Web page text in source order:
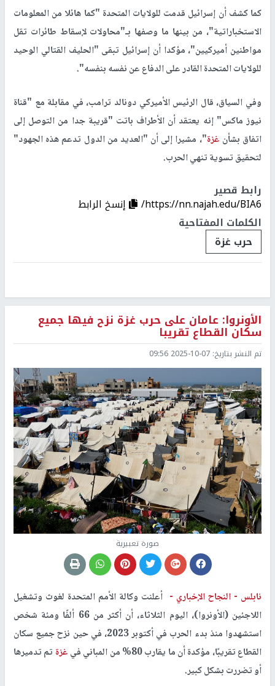
كما كشف أن إسرائيل قدمت للولايات المتحدة "كما هائلا من المعلومات
الاستخباراتية"، من بينها ما وصفها بـ"محاولات لإسقاط طائرات تقل
مواطنين أميركيين"، مؤكدا أن إسرائيل تبقى "الحليف القتالي الوحيد
للولايات المتحدة القادر على الدفاع عن نفسه بنفسه".
وفي السياق، قال الرئيس الأميركي دونالد ترامب، في مقابلة مع "قناة
نيوز ماكس" إنه يعتقد أن الأطراف باتت "قريبة جدا من التوصل إلى
اتفاق بشأن غزة"، مشيرا إلى أن "العديد من الدول تدعم هذه الجهود"
لتحقيق تسوية تنهي الحرب.
رابط قصير
https://nn.najah.edu/BIA6/
إنسخ الرابط
الكلمات المفتاحية
حرب غزة
الأونروا: عامان على حرب غزة نزح فيها جميع
سكان القطاع تقريبا
تم النشر بتاريخ: 2025-10-07 09:56
صورة تعبيرية
نابلس -النجاح الإخباري - أعلنت وكالة الأمم المتحدة لغوث وتشغيل
اللاجئين (الأونروا)، اليوم الثلاثاء، أن أكثر من 66 ألفًا ومئة شخص
استشهدوا منذ بدء الحرب في أكتوبر 2023، في حين نزح جميع سكان
القطاع تقريبًا، مؤكدة أن ما يقارب 80% من المباني في
غزة تم تدميرها
أو تضررت بشكل كبير.